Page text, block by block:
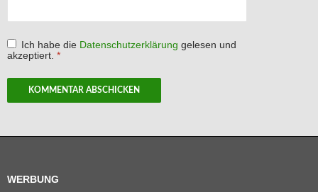
Ich habe die Datenschutzerklärung gelesen und
akzeptiert. *
WERBUNG